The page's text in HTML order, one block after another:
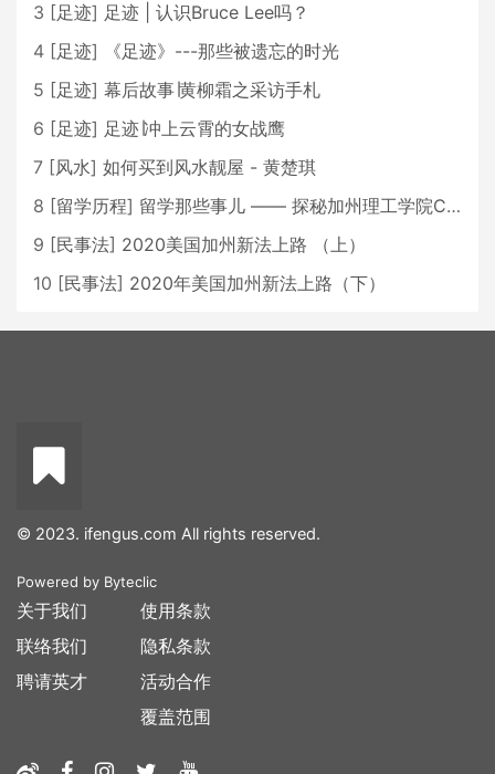
3 [足迹] 足迹 | 认识Bruce Lee吗？
4 [足迹]
《足迹》---那些被遗忘的时光
5 [足迹] 幕后故事∣黄柳霜之采访手札
6 [足迹] 足迹∣冲上云霄的女战鹰
7 [风水] 如何买到风水靓屋 - 黄楚琪
8 [留学历程] 留学那些事儿 —— 探秘加州理工学院Caltech博士生活 [上集]
9 [民事法] 2020美国加州新法上路 （上）
10 [民事法] 2020年美国加州新法上路（下）
© 2023. ifengus.com All rights reserved.
Powered by Byteclic
关于我们
联络我们
聘请英才
使用条款
隐私条款
活动合作
覆盖范围